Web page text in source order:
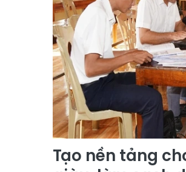
Tạo nền tảng